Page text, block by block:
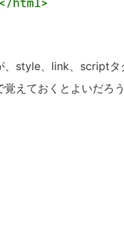
style、link、scriptタ
覚えておくとよいだろう